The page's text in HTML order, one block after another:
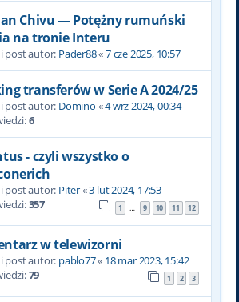
Chivu — Potężny rumuński
na tronie Interu
post autor: Pader88«7 cze 2025, 10:57
transferów w Serie A 2024/25
post autor: Domino «4 wrz 2024, 00:34
6
- czyli wszystko o
post autor: Piter«3 lut 2024, 17:53
357 1 … 9 10 11 12
w telewizorni
post autor: pablo77« 18 mar 2023, 15:42
79 1 2 3